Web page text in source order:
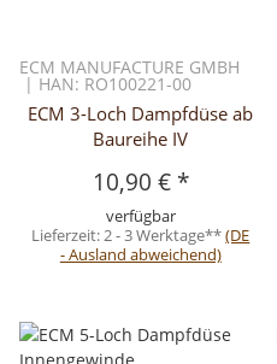
ECM MANUFACTURE GMBH
| HAN: RO100221-00
ECM 3-Loch Dampfdüse ab
Baureihe IV
10,90 € *
verfügbar
Lieferzeit:2 - 3 Werktage**(DE
- Ausland abweichend)